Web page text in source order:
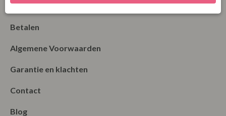
Bestellen
Betalen
Algemene Voorwaarden
Garantie en klachten
Contact
Blog